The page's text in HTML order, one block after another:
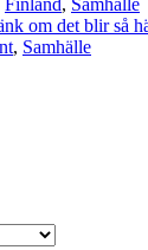
Finland, Samhälle
om det blir så
, Samhälle